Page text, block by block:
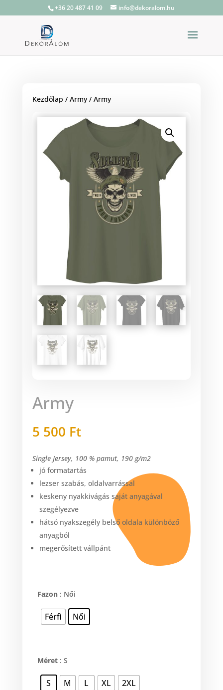
+36 20 487 41 09 info@dekoralom.hu
Kezdőlap / Army/ Army
Army
5 500 Ft
Single Jersey, 100 % pamut, 190 g/m2
jó formatartás
lezser szabás, oldalvarrással
keskeny nyakkivágás saját anyagával
szegélyezve
hátsó nyakszegély belső oldala különböző
anyagból
megerősített vállpánt
Fazon : Női
Férfi Női
Méret : S
S M L XL 2XL